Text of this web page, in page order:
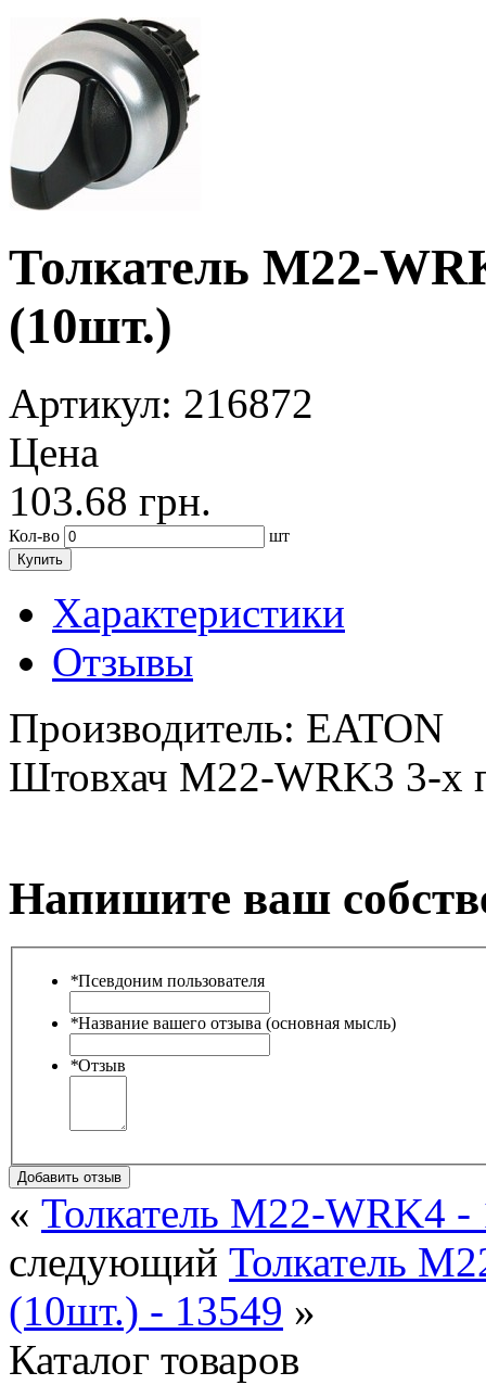
Толкатель M22-
(10шт.)
Артикул: 216872
Цена
103.68 грн.
Кол-во шт
Купить
Характеристики
Отзывы
Производитель: EATON
Штовхач M22-WRK3 3-х
Напишите ваш
*Псевдоним пользователя
*Название вашего отзыва (основная мысль)
*Отзыв
Добавить отзыв
« Толкатель M22-WRK4 -
следующий Толкатель
(10шт.) - 13549 »
Каталог товаров